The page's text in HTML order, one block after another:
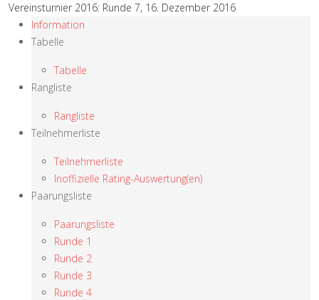
Vereinsturnier 2016: Runde 7, 16. Dezember 2016
Information
Tabelle
Tabelle
Rangliste
Rangliste
Teilnehmerliste
Teilnehmerliste
Inoffizielle Rating-Auswertung(en)
Paarungsliste
Paarungsliste
Runde 1
Runde 2
Runde 3
Runde 4